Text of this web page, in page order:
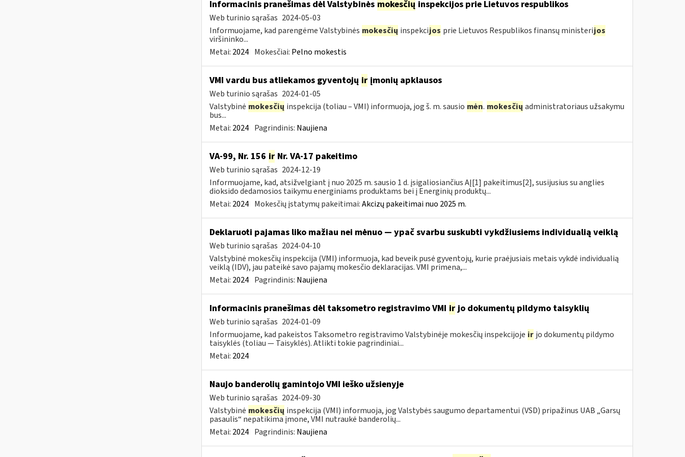
Informacinis pranešimas dėl Valstybinės mokesčių inspekcijos prie Lietuvos respublikos
Web turinio sąrašas 2024-05-03
Informuojame, kad parengėme Valstybinės mokesčių inspekcijos prie Lietuvos Respublikos finansų ministerijos
viršininko...
Metai: 2024 Mokesčiai: Pelno mokestis
VMI vardu bus atliekamos gyventojų irįmonių apklausos
Web turinio sąrašas 2024-01-05
Valstybinė mokesčių inspekcija (toliau – VMI) informuoja, jog š. m. sausio mėn. mokesčių administratoriaus užsakymu
bus...
Metai: 2024 Pagrindinis: Naujiena
VA-99, Nr. 156 irNr. VA-17 pakeitimo
Web turinio sąrašas 2024-12-19
Informuojame, kad, atsižvelgiant į nuo 2025 m. sausio 1 d. įsigaliosiančius AĮ[1] pakeitimus[2], susijusius su anglies
dioksido dedamosios taikymu energiniams produktams bei į Energinių produktų...
Metai: 2024 Mokesčių įstatymų pakeitimai:Akcizų pakeitimai nuo 2025 m.
Deklaruoti pajamas liko mažiau nei mėnuo — ypač svarbu suskubti vykdžiusiems individualią veiklą
Web turinio sąrašas 2024-04-10
Valstybinė mokesčių inspekcija (VMI) informuoja, kad beveik pusė gyventojų, kurie praėjusiais metais vykdė individualią
veiklą (IDV), jau pateikė savo pajamų mokesčio deklaracijas. VMI primena,...
Metai: 2024 Pagrindinis: Naujiena
Informacinis pranešimas dėl taksometro registravimo VMI irjo dokumentų pildymo taisyklių
Web turinio sąrašas 2024-01-09
Informuojame, kad pakeistos Taksometro registravimo Valstybinėje mokesčių inspekcijoje ir jo dokumentų pildymo
taisyklės (toliau — Taisyklės). Atlikti tokie pagrindiniai...
Metai: 2024
Naujo banderolių gamintojo VMI ieško užsienyje
Web turinio sąrašas 2024-09-30
Valstybinė mokesčių inspekcija (VMI) informuoja, jog Valstybės saugumo departamentui (VSD) pripažinus UAB „Garsų
pasaulis“ nepatikima įmone, VMI nutraukė banderolių...
Metai: 2024 Pagrindinis: Naujiena